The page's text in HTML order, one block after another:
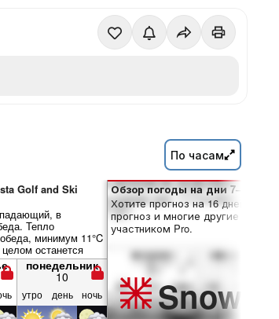
По часам
Golf and Ski
в
Тепло
минимум 11°C
останется
понедельник
10
утро день ночь
Обзор погоды на дни 7–16:
Хотите прогноз на 16 дней?
прогноз и многие другие
участником Pro.
Snow